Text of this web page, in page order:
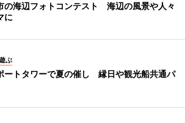
の海辺フォトコンテスト 海辺の風景や人々
に
ぶ
ートタワーで夏の催し 縁日や観光船共通パ